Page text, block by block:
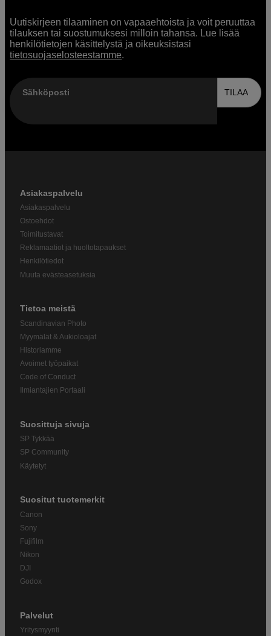
Uutiskirjeen tilaaminen on vapaaehtoista ja voit peruuttaa
tilauksen tai suostumuksesi milloin tahansa. Lue lisää
henkilötietojen käsittelystä ja oikeuksistasi
tietosuojaselosteestamme.
Sähköposti TILAA
Asiakaspalvelu
Asiakaspalvelu
Ostoehdot
Toimitustavat
Reklamaatiot ja huoltotapaukset
Henkilötiedot
Muuta evästeasetuksia
Tietoa meistä
Scandinavian Photo
Myymälät & Aukioloajat
Historiamme
Avoimet työpaikat
Code of Conduct
Ilmiantajien Portaali
Suosittuja sivuja
SP Tykkää
SP Community
Käytetyt
Suositut tuotemerkit
Canon
Sony
Fujifilm
Nikon
DJI
Godox
Palvelut
Yritysmyynti